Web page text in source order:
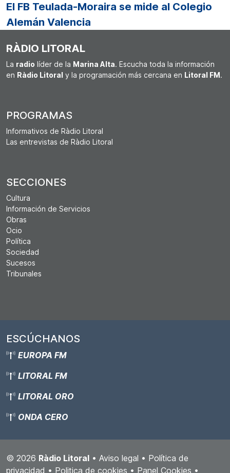
El FB Teulada-Moraira se mide al Colegio
Alemán Valencia
RÀDIO LITORAL
La radio líder de la Marina Alta. Escucha toda la información
en Ràdio Litoral y la programación más cercana en Litoral FM.
PROGRAMAS
Informativos de Ràdio Litoral
Las entrevistas de Ràdio Litoral
SECCIONES
Cultura
Información de Servicios
Obras
Ocio
Política
Sociedad
Sucesos
Tribunales
ESCÚCHANOS
EUROPA FM
LITORAL FM
LITORAL ORO
ONDA CERO
© 2026 Ràdio Litoral • Aviso legal • Política de
privacidad • Politica de cookies • Panel Cookies •